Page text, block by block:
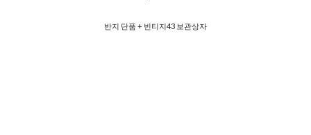
반지 단품 + 빈티지43 보관상자